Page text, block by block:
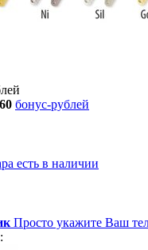
бонус-рублей
есть в наличии
Просто укажите Ваш